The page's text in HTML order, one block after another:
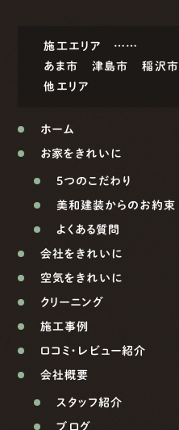
施工エリア ……
あま市
津島市 稲沢市
他エリア
ホーム
お家をきれいに
5つのこだわり
美和建装からのお約束
よくある質問
会社をきれいに
空気をきれいに
クリーニング
施工事例
口コミ・レビュー紹介
会社概要
スタッフ紹介
ブログ